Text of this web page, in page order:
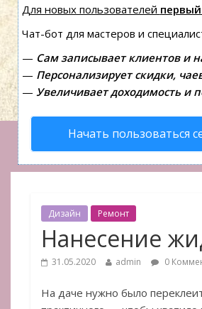
Для новых пользователей
Чат-бот для мастеров и
— Сам записывает клиентов и
— Персонализирует скидки,
— Увеличивает доходимость и
Начать пользоваться
Дизайн Ремонт
Нанесение
31.05.2020 admin 0
На даче нужно было